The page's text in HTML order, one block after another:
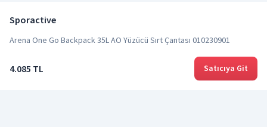
Sporactive
Arena One Go Backpack 35L AO Yüzücü Sırt Çantası 010230901
4.085 TL Satıcıya Git